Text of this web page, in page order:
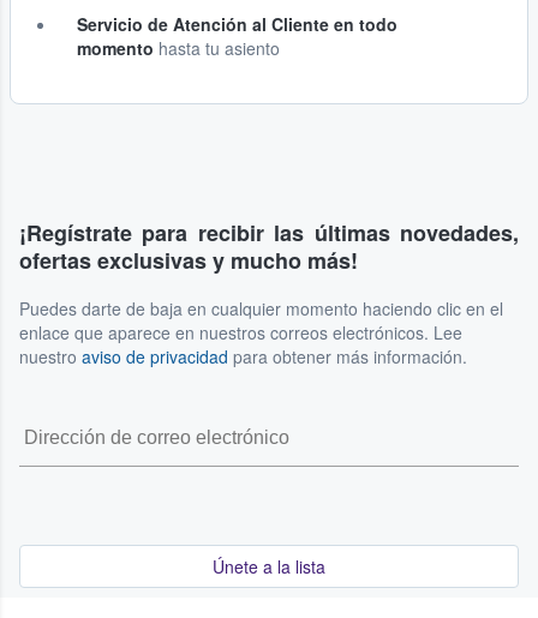
Servicio de Atención al Cliente en todo
momento hasta tu asiento
¡Regístrate para recibir las últimas novedades,
ofertas exclusivas y mucho más!
Puedes darte de baja en cualquier momento haciendo clic en el
enlace que aparece en nuestros correos electrónicos. Lee
nuestro aviso de privacidad para obtener más información.
Únete a la lista